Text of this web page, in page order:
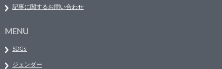
記事に関するお問い合わせ
MENU
SDGs
ジェンダー